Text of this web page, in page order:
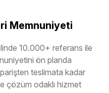
Memnuniyeti
10.000+ referans ile
ön planda
teslimata kadar
çözüm odaklı hizmet